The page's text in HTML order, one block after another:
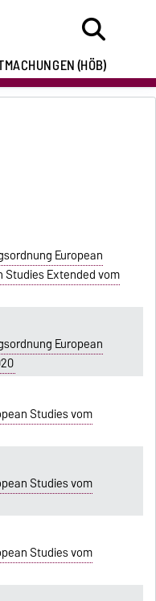
(HÖB)
European
Studies Extended vom
European
Studies vom
Studies vom
Studies vom